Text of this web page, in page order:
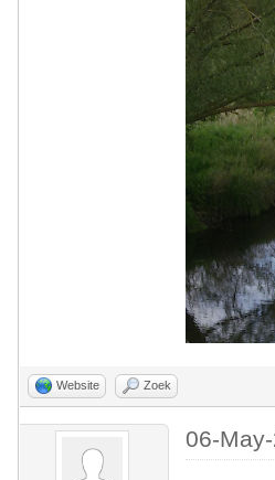
Website Zoek
06-